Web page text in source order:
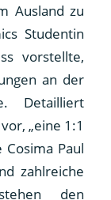
Ausland zu
Studentin
vorstellte,
an der
Detailliert
„eine 1:1
Paul
zahlreiche
den